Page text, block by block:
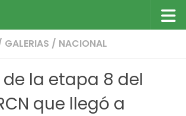
GALERIAS / NACIONAL
de la etapa 8 del
que llegó a